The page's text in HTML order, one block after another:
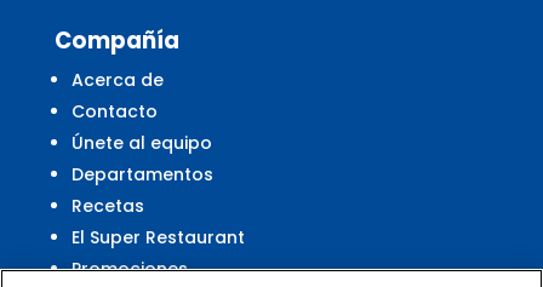
Compañía
Acerca de
Contacto
Únete al equipo
Departamentos
Recetas
El Super Restaurant
Promociones